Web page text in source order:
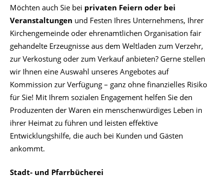
Möchten auch Sie bei privaten Feiern oder bei
Veranstaltungen und Festen Ihres Unternehmens, Ihrer
Kirchengemeinde oder ehrenamtlichen Organisation fair
gehandelte Erzeugnisse aus dem Weltladen zum Verzehr,
zur Verkostung oder zum Verkauf anbieten? Gerne stellen
wir Ihnen eine Auswahl unseres Angebotes auf
Kommission zur Verfügung – ganz ohne finanzielles Risiko
für Sie! Mit Ihrem sozialen Engagement helfen Sie den
Produzenten der Waren ein menschenwürdiges Leben in
ihrer Heimat zu führen und leisten effektive
Entwicklungshilfe, die auch bei Kunden und Gästen
ankommt.
Stadt- und Pfarrbücherei